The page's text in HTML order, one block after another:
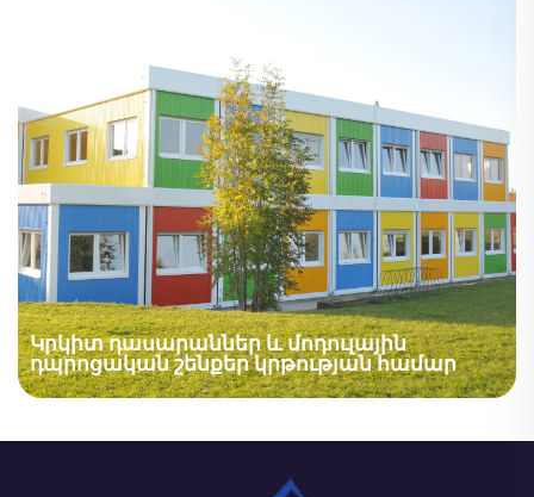
Էներգետիկ ընկերությունների օգտագործման
համար։ Տարածք՝ 10000 քառ. մ - 200000 քառ. մ։
Կիրառման ոլորտներ՝ Կոնտեյներային
բնակարաններ, նախապատրաստված
գրասենյակներ, կոնտեյներ...
Կրկիտ դասարաններ և մոդուլային
դպրոցական շենքեր կրթության համար
Հյուսիսային Ամերիկայում. Մոդուլային դպրոցային
շենքերի նախագիծ. Նախագծի վերաբերյալ